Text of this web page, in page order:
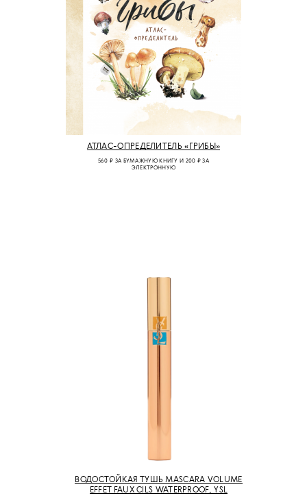
АТЛАС-ОПРЕДЕЛИТЕЛЬ «ГРИБЫ»
560 ₽ ЗА БУМАЖНУЮ КНИГУ И 200 ₽ ЗА
ЭЛЕКТРОННУЮ
ВОДОСТОЙКАЯ ТУШЬ MASCARA VOLUME
EFFET FAUX CILS WATERPROOF, YSL